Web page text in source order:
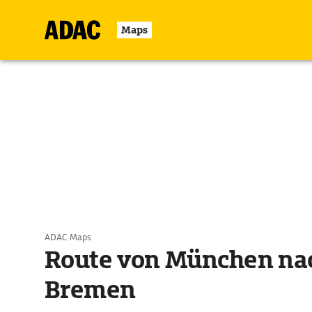
Maps
ADAC Maps
Route von München
Bremen